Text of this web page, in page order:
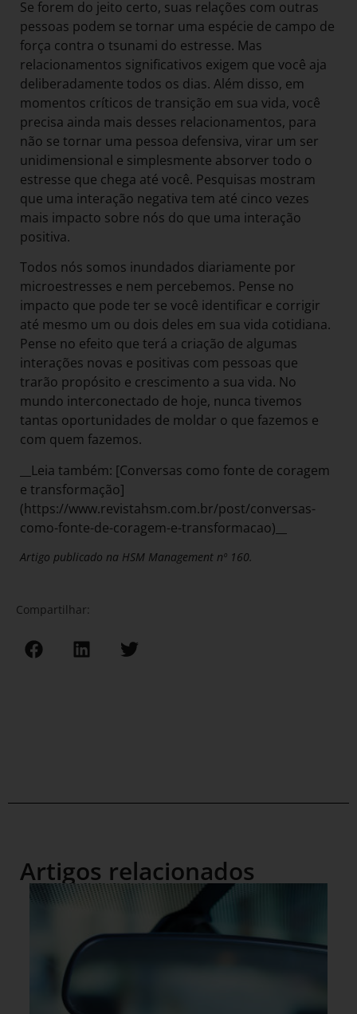
Se forem do jeito certo, suas relações com outras
pessoas podem se tornar uma espécie de campo de
força contra o tsunami do estresse. Mas
relacionamentos significativos exigem que você aja
deliberadamente todos os dias. Além disso, em
momentos críticos de transição em sua vida, você
precisa ainda mais desses relacionamentos, para
não se tornar uma pessoa defensiva, virar um ser
unidimensional e simplesmente absorver todo o
estresse que chega até você. Pesquisas mostram
que uma interação negativa tem até cinco vezes
mais impacto sobre nós do que uma interação
positiva.
Todos nós somos inundados diariamente por
microestresses e nem percebemos. Pense no
impacto que pode ter se você identificar e corrigir
até mesmo um ou dois deles em sua vida cotidiana.
Pense no efeito que terá a criação de algumas
interações novas e positivas com pessoas que
trarão propósito e crescimento a sua vida. No
mundo interconectado de hoje, nunca tivemos
tantas oportunidades de moldar o que fazemos e
com quem fazemos.
__Leia também: [Conversas como fonte de coragem
e transformação]
(https://www.revistahsm.com.br/post/conversas-
como-fonte-de-coragem-e-transformacao)__
Artigo publicado na HSM Management nº 160.
Compartilhar:
Artigos relacionados